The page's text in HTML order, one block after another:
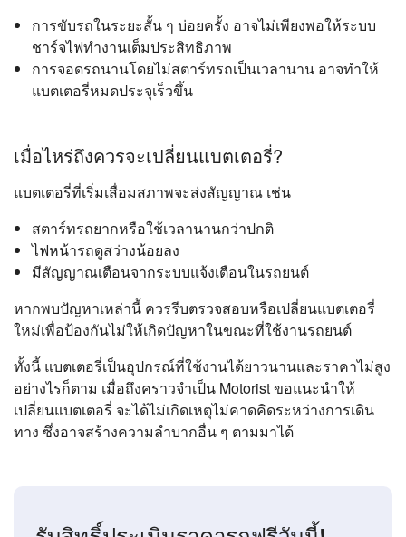
การขับรถในระยะสั้น ๆ บ่อยครั้ง อาจไม่เพียงพอให้ระบบ
ชาร์จไฟทำงานเต็มประสิทธิภาพ
การจอดรถนานโดยไม่สตาร์ทรถเป็นเวลานาน อาจทำให้
แบตเตอรี่หมดประจุเร็วขึ้น
เมื่อไหร่ถึงควรจะเปลี่ยนแบตเตอรี่?
แบตเตอรี่ที่เริ่มเสื่อมสภาพจะส่งสัญญาณ เช่น
สตาร์ทรถยากหรือใช้เวลานานกว่าปกติ
ไฟหน้ารถดูสว่างน้อยลง
มีสัญญาณเตือนจากระบบแจ้งเตือนในรถยนต์
หากพบปัญหาเหล่านี้ ควรรีบตรวจสอบหรือเปลี่ยนแบตเตอรี่
ใหม่เพื่อป้องกันไม่ให้เกิดปัญหาในขณะที่ใช้งานรถยนต์
ทั้งนี้ แบตเตอรี่เป็นอุปกรณ์ที่ใช้งานได้ยาวนานและราคาไม่สูง
อย่างไรก็ตาม เมื่อถึงคราวจำเป็น Motorist ขอแนะนำให้
เปลี่ยนแบตเตอรี่ จะได้ไม่เกิดเหตุไม่คาดคิดระหว่างการเดิน
ทาง ซึ่งอาจสร้างความลำบากอื่น ๆ ตามมาได้